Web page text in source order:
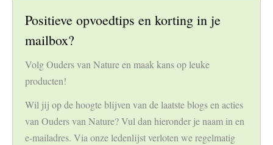
Positieve opvoedtips en korting in je
mailbox?
Volg Ouders van Nature en maak kans op leuke
producten!
Wil jij op de hoogte blijven van de laatste blogs en acties
van Ouders van Nature? Vul dan hieronder je naam in en
e-mailadres. Via onze ledenlijst verloten we regelmatig